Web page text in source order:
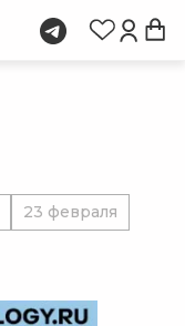
23 февраля